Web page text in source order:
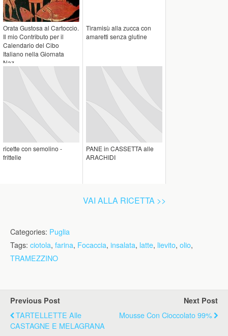
Orata Gustosa al Cartoccio.
Il mio Contributo per il
Calendario del Cibo
Italiano nella Giornata
Naz...
Tiramisù alla zucca con
amaretti senza glutine
ricette con semolino -
frittelle
PANE in CASSETTA alle
ARACHIDI
VAI ALLA RICETTA >>
Categories: Puglia
Tags: ciotola, farina, Focaccia, insalata, latte, lievito, olio,
TRAMEZZINO
Previous Post
TARTELLETTE Alle
CASTAGNE E MELAGRANA
Next Post
Mousse Con Cioccolato 99%